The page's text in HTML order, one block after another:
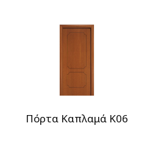
Πόρτα Καπλαμά Κ06